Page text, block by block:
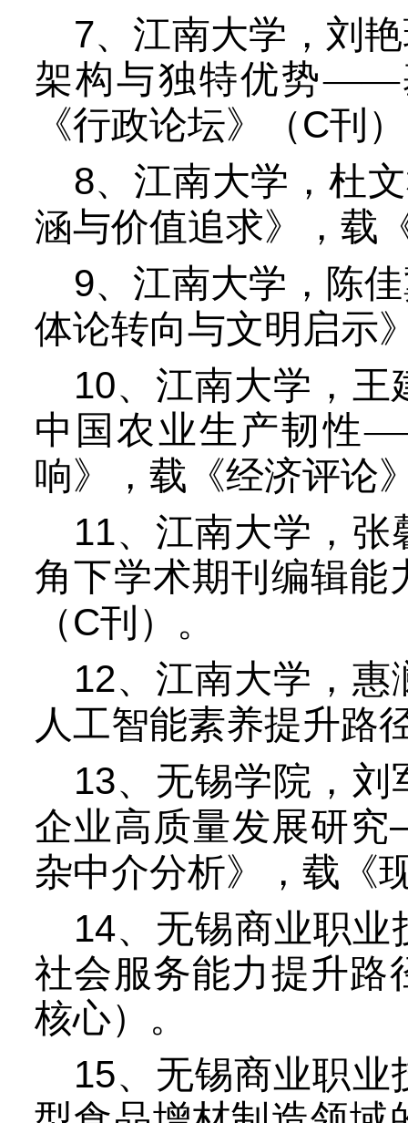
7、江南大学，刘
架构与独特优势——
《行政论坛》（C刊
8、江南大学，杜
涵与价值追求》，载
9、江南大学，陈
体论转向与文明启示
10、江南大学，
中国农业生产韧性
响》，载《经济评论
11、江南大学，
角下学术期刊编辑能
（C刊）。
12、江南大学，
人工智能素养提升路
13、无锡学院，刘
企业高质量发展研究
杂中介分析》，载《
14、无锡商业职业
社会服务能力提升路
核心） 。
15、无锡商业职